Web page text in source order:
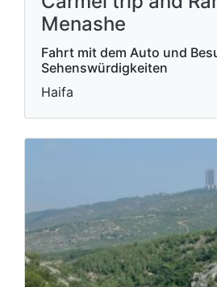
Menashe
Fahrt mit dem Auto und
Sehenswürdigkeiten
Haifa